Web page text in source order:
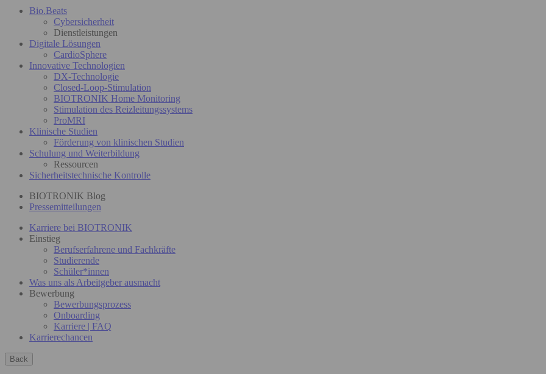
Bio.Beats
Cybersicherheit
Dienstleistungen
Digitale Lösungen
CardioSphere
Innovative Technologien
DX-Technologie
Closed-Loop-Stimulation
BIOTRONIK Home Monitoring
Stimulation des Reizleitungssystems
ProMRI
Klinische Studien
Förderung von klinischen Studien
Schulung und Weiterbildung
Ressourcen
Sicherheitstechnische Kontrolle
BIOTRONIK Blog
Pressemitteilungen
Karriere bei BIOTRONIK
Einstieg
Berufserfahrene und Fachkräfte
Studierende
Schüler*innen
Was uns als Arbeitgeber ausmacht
Bewerbung
Bewerbungsprozess
Onboarding
Karriere | FAQ
Karrierechancen
Back